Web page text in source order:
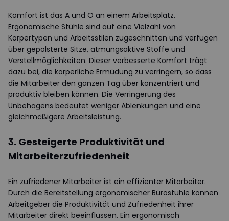
Komfort ist das A und O an einem Arbeitsplatz.
Ergonomische Stühle sind auf eine Vielzahl von
Körpertypen und Arbeitsstilen zugeschnitten und verfügen
über gepolsterte Sitze, atmungsaktive Stoffe und
Verstellmöglichkeiten. Dieser verbesserte Komfort trägt
dazu bei, die körperliche Ermüdung zu verringern, so dass
die Mitarbeiter den ganzen Tag über konzentriert und
produktiv bleiben können. Die Verringerung des
Unbehagens bedeutet weniger Ablenkungen und eine
gleichmäßigere Arbeitsleistung.
3. Gesteigerte Produktivität und
Mitarbeiterzufriedenheit
Ein zufriedener Mitarbeiter ist ein effizienter Mitarbeiter.
Durch die Bereitstellung ergonomischer Bürostühle können
Arbeitgeber die Produktivität und Zufriedenheit ihrer
Mitarbeiter direkt beeinflussen. Ein ergonomisch